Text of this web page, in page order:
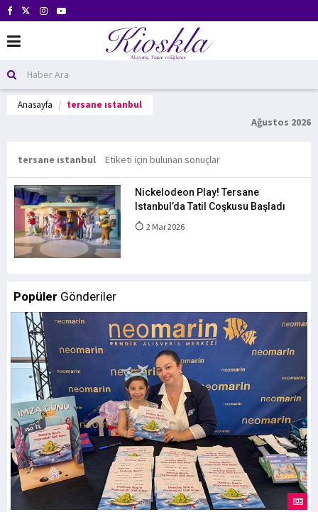
Anasayfa tersane ıstanbul
Ağustos 2026
tersane ıstanbul Etiketi için bulunan sonuçlar
Nickelodeon Play! Tersane
Istanbul’da Tatil Coşkusu Başladı
2 Mar 2026
Popüler Gönderiler